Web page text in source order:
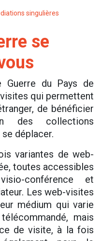
singulières
se
Guerre du Pays de
qui permettent
de bénéficier
des collections
déplacer.
variantes de web-
toutes accessibles
conférence et
Les web-visites
médium qui varie
mais
de visite, à la fois